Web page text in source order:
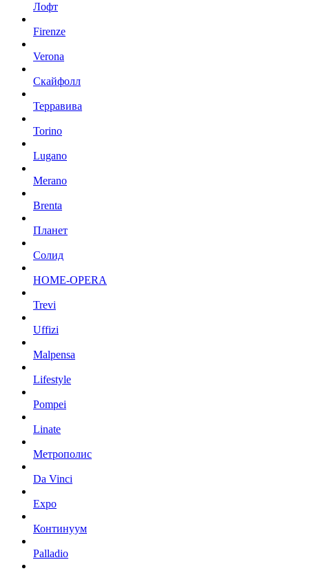
Лофт
Firenze
Verona
Скайфолл
Терравива
Torino
Lugano
Merano
Brenta
Планет
Солид
HOME-OPERA
Trevi
Uffizi
Malpensa
Lifestyle
Pompei
Linate
Метрополис
Da Vinci
Expo
Континуум
Palladio